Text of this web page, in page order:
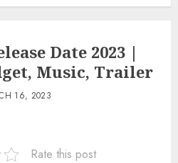
Date 2023 |
Music, Trailer
16, 2023
Rate this post